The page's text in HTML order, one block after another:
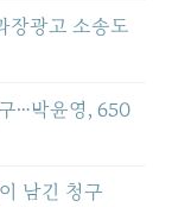
장광고 소송도
…박윤영, 650
남긴 청구